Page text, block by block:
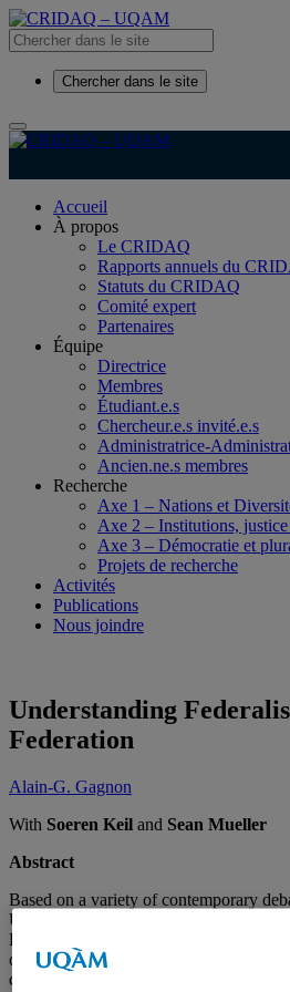
Chercher dans le site
Accueil
À propos
Le CRIDAQ
Rapports annuels du
Statuts du CRIDAQ
Comité expert
Partenaires
Équipe
Directrice
Membres
Étudiant.e.s
Chercheur.e.s invité.e.s
Administratrice-
Ancien.ne.s membres
Recherche
Axe 1 – Nations et
Axe 2 – Institutions,
Axe 3 – Démocratie et
Projets de recherche
Activités
Publications
Nous joindre
Understanding
Federation
Alain-G. Gagnon
With Soeren Keil and Sean Mueller
Abstract
Based on a variety of contemporary
Understanding Federalism and
Burgess’ contribution to the study of
of approaches, theories, debates and
contributors from diverse subfields to